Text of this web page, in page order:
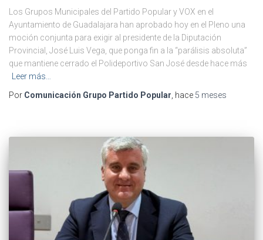
Los Grupos Municipales del Partido Popular y VOX en el
Ayuntamiento de Guadalajara han aprobado hoy en el Pleno una
moción conjunta para exigir al presidente de la Diputación
Provincial, José Luis Vega, que ponga fin a la “parálisis absoluta”
que mantiene cerrado el Polideportivo San José desde hace más
Leer más…
Por Comunicación Grupo Partido Popular, hace 5 meses